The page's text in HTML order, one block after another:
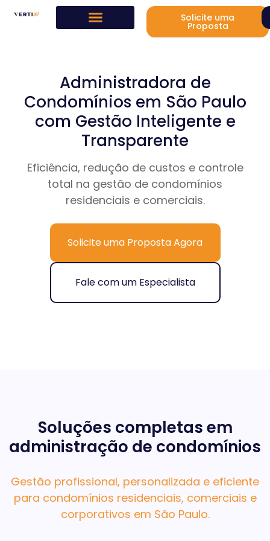
Solicite uma
Proposta
Administradora de
Condomínios em São Paulo
com Gestão Inteligente e
Transparente
Eficiência, redução de custos e controle
total na gestão de condomínios
residenciais e comerciais.
Solicite uma Proposta Agora
Fale com um Especialista
Soluções completas em
administração de condomínios
Gestão profissional, personalizada e eficiente
para condomínios residenciais, comerciais e
corporativos em São Paulo.